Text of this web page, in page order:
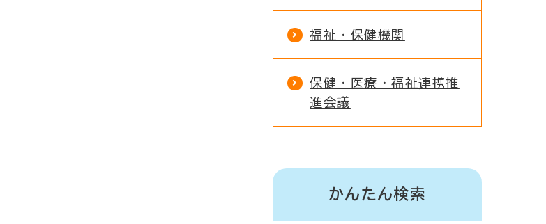
福祉・保健機関
保健・医療・福祉連携推
進会議
かんたん検索